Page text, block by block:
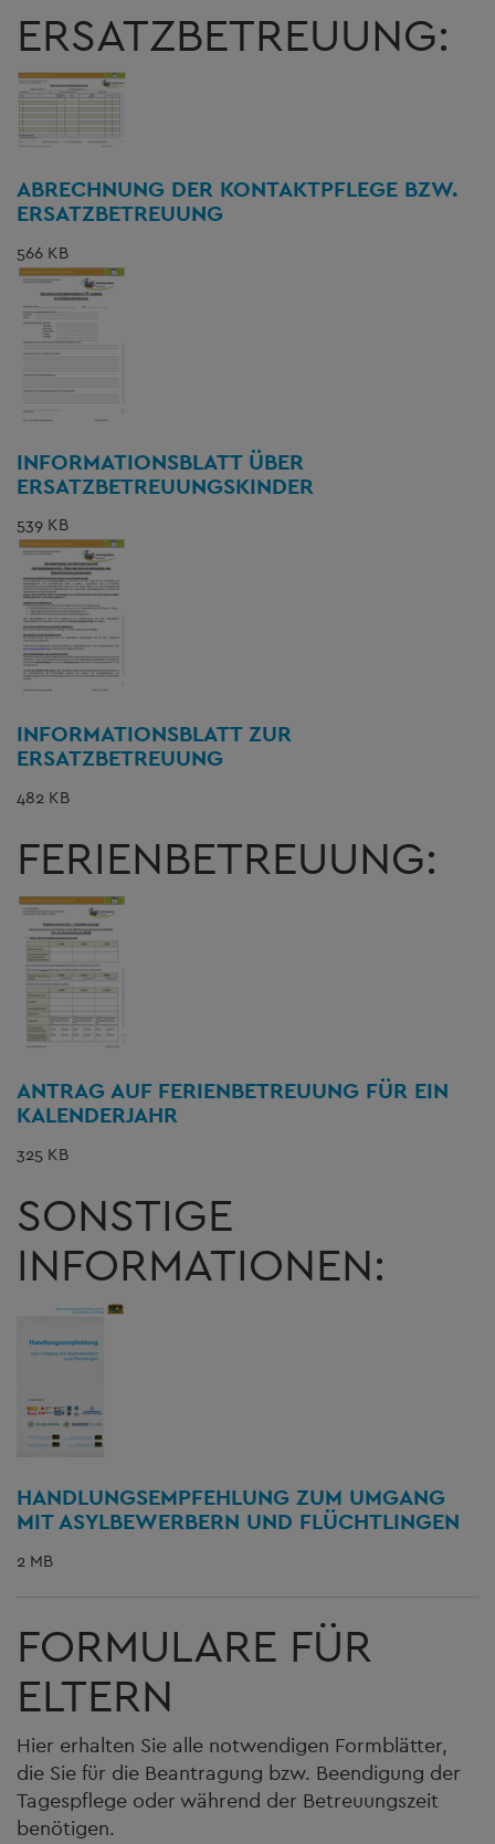
ERSATZBETREUUNG:
ABRECHNUNG DER KONTAKTPFLEGE BZW.
ERSATZBETREUUNG
566 KB
INFORMATIONSBLATT ÜBER
ERSATZBETREUUNGSKINDER
539 KB
INFORMATIONSBLATT ZUR
ERSATZBETREUUNG
482 KB
FERIENBETREUUNG:
ANTRAG AUF FERIENBETREUUNG FÜR EIN
KALENDERJAHR
325 KB
SONSTIGE
INFORMATIONEN:
HANDLUNGSEMPFEHLUNG ZUM UMGANG
MIT ASYLBEWERBERN UND FLÜCHTLINGEN
2 MB
FORMULARE FÜR
ELTERN
Hier erhalten Sie alle notwendigen Formblätter,
die Sie für die Beantragung bzw. Beendigung der
Tagespflege oder während der Betreuungszeit
benötigen.